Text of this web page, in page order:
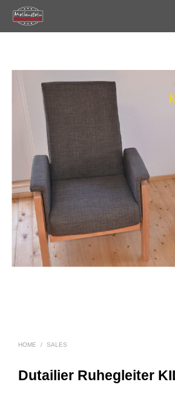
HOME / SALES
Dutailier Ruhegleiter